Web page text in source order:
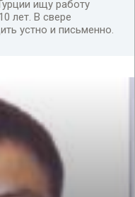
ищу работу
лет. В свере
устно и письменно.